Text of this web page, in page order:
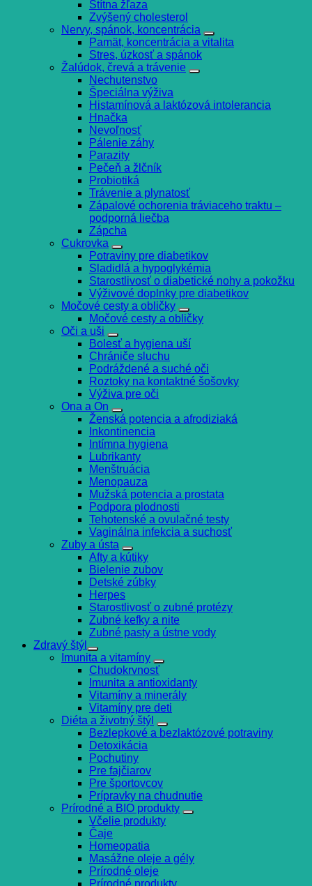
Štítna žľaza
Zvýšený cholesterol
Nervy, spánok, koncentrácia
Pamät, koncentrácia a vitalita
Stres, úzkosť a spánok
Žalúdok, črevá a trávenie
Nechutenstvo
Špeciálna výživa
Histamínová a laktózová intolerancia
Hnačka
Nevoľnosť
Pálenie záhy
Parazity
Pečeň a žlčník
Probiotiká
Trávenie a plynatosť
Zápalové ochorenia tráviaceho traktu –
podporná liečba
Zápcha
Cukrovka
Potraviny pre diabetikov
Sladidlá a hypoglykémia
Starostlivosť o diabetické nohy a pokožku
Výživové doplnky pre diabetikov
Močové cesty a obličky
Močové cesty a obličky
Oči a uši
Bolesť a hygiena uší
Chrániče sluchu
Podráždené a suché oči
Roztoky na kontaktné šošovky
Výživa pre oči
Ona a On
Ženská potencia a afrodiziaká
Inkontinencia
Intímna hygiena
Lubrikanty
Menštruácia
Menopauza
Mužská potencia a prostata
Podpora plodnosti
Tehotenské a ovulačné testy
Vaginálna infekcia a suchosť
Zuby a ústa
Afty a kútiky
Bielenie zubov
Detské zúbky
Herpes
Starostlivosť o zubné protézy
Zubné kefky a nite
Zubné pasty a ústne vody
Zdravý štýl
Imunita a vitamíny
Chudokrvnosť
Imunita a antioxidanty
Vitamíny a minerály
Vitamíny pre deti
Diéta a životný štýl
Bezlepkové a bezlaktózové potraviny
Detoxikácia
Pochutiny
Pre fajčiarov
Pre športovcov
Prípravky na chudnutie
Prírodné a BIO produkty
Včelie produkty
Čaje
Homeopatia
Masážne oleje a gély
Prírodné oleje
Prírodné produkty